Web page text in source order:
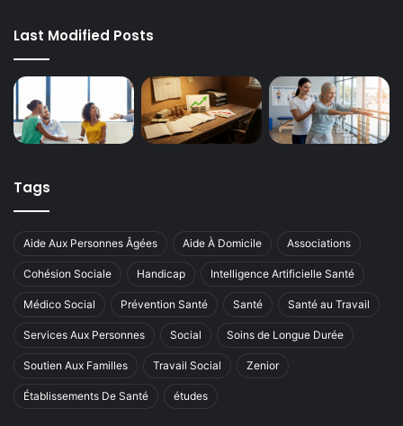
Last Modified Posts
Tags
Aide Aux Personnes Âgées Aide À Domicile Associations
Cohésion Sociale Handicap Intelligence Artificielle Santé
Médico Social Prévention Santé Santé Santé au Travail
Services Aux Personnes Social Soins de Longue Durée
Soutien Aux Familles Travail Social Zenior
Établissements De Santé études